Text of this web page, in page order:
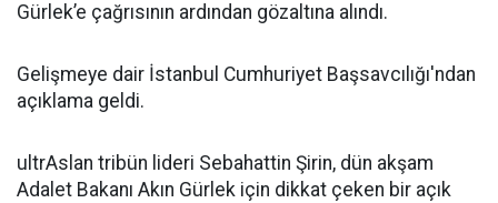
Gürlek’e çağrısının ardından gözaltına alındı.
Gelişmeye dair İstanbul Cumhuriyet Başsavcılığı'ndan
açıklama geldi.
ultrAslan tribün lideri Sebahattin Şirin, dün akşam
Adalet Bakanı Akın Gürlek için dikkat çeken bir açık